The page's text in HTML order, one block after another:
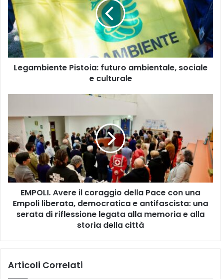
a
m
b
i
e
n
t
i
:
f
u
m
Legambiente Pistoia: futuro ambientale, sociale
e culturale
P
L
I
A
v
c
r
EMPOLI. Avere il coraggio della Pace con una
Empoli liberata, democratica e antifascista: una
serata di riflessione legata alla memoria e alla
storia della città
Articoli Correlati